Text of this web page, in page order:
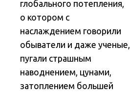
глобального потепления,
о котором с
наслаждением говорили
обыватели и даже ученые,
пугали страшным
наводнением, цунами,
затоплением большей